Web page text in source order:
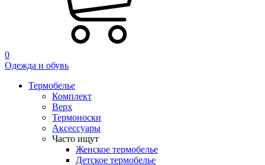
0
Одежда и обувь
Термобелье
Комплект
Верх
Термоноски
Аксессуары
Часто ищут
Женское термобелье
Детское термобелье